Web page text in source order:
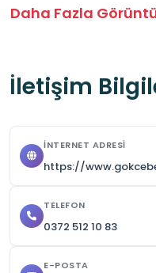
Yapılacak etkinliğin
Daha Fazla
İletişim
İNTERNET ADRESI
https://
TELEFON
0372 512 10 83
E-POSTA